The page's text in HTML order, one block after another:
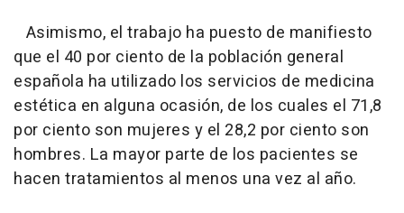
Asimismo, el trabajo ha puesto de manifiesto
que el 40 por ciento de la población general
española ha utilizado los servicios de medicina
estética en alguna ocasión, de los cuales el 71,8
por ciento son mujeres y el 28,2 por ciento son
hombres. La mayor parte de los pacientes se
hacen tratamientos al menos una vez al año.